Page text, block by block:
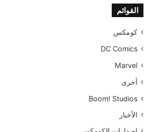
القوائم
كومكس
DC Comics
Marvel
أخرى
Boom! Studios
الأخبار